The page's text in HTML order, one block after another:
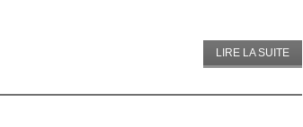
LIRE LA SUITE